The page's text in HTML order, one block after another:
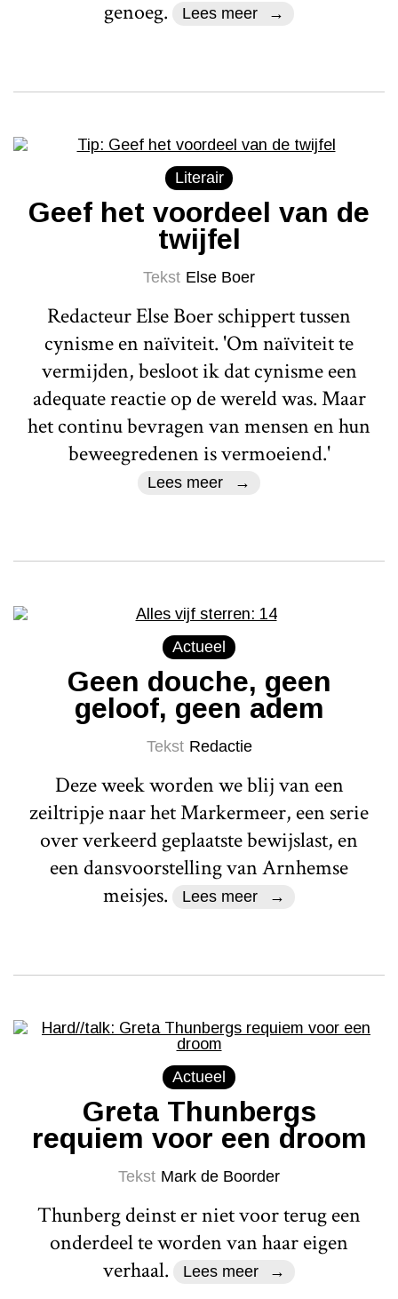
genoeg. Lees meer
Literair
Geef het voordeel van de
twijfel
Tekst Else Boer
Redacteur Else Boer schippert tussen
cynisme en naïviteit. 'Om naïviteit te
vermijden, besloot ik dat cynisme een
adequate reactie op de wereld was. Maar
het continu bevragen van mensen en hun
beweegredenen is vermoeiend.'
Lees meer
Actueel
Geen douche, geen
geloof, geen adem
Tekst Redactie
Deze week worden we blij van een
zeiltripje naar het Markermeer, een serie
over verkeerd geplaatste bewijslast, en
een dansvoorstelling van Arnhemse
meisjes.
Lees meer
Actueel
Greta Thunbergs
requiem voor een droom
Tekst Mark de Boorder
Thunberg deinst er niet voor terug een
onderdeel te worden van haar eigen
verhaal.
Lees meer